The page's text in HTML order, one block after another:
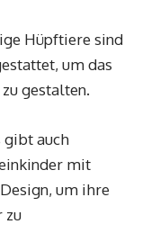
Hüpftiere sind
um das
gestalten.
gibt auch
mit
um ihre
zu